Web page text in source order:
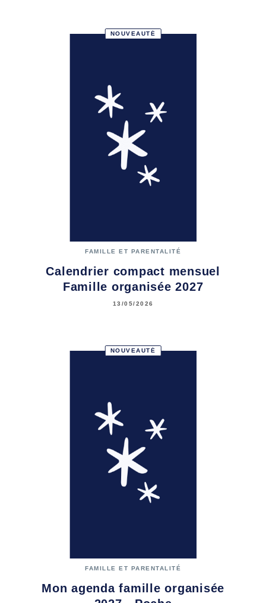
NOUVEAUTÉ
FAMILLE ET PARENTALITÉ
Calendrier compact mensuel
Famille organisée 2027
13/05/2026
NOUVEAUTÉ
FAMILLE ET PARENTALITÉ
Mon agenda famille organisée